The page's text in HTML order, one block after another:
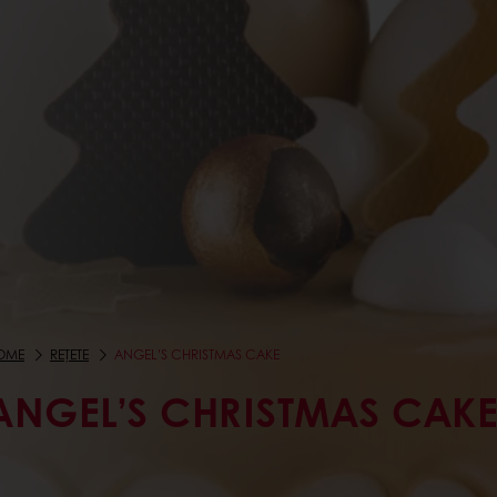
REȚETE ANGEL’S CHRISTMAS CAKE
CHRISTMAS CAKE